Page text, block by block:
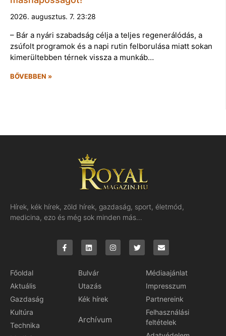
2026. augusztus. 7. 23:28
– Bár a nyári szabadság célja a teljes regenerálódás, a
zsúfolt programok és a napi rutin felborulása miatt sokan
kimerültebben térnek vissza a munkáb…
BŐVEBBEN »
Hírek, kék hírek, zöld hírek, gazdaság, sport, életmód,
medicina, ezo és még sok minden más…
Főoldal
Aktuális
Gazdaság
Kultúra
Technika
Bulvár
Utazás
Kék hírek
Archívum
Médiaajánlat
Impresszum
Partnereink
Felhasználási
feltételek